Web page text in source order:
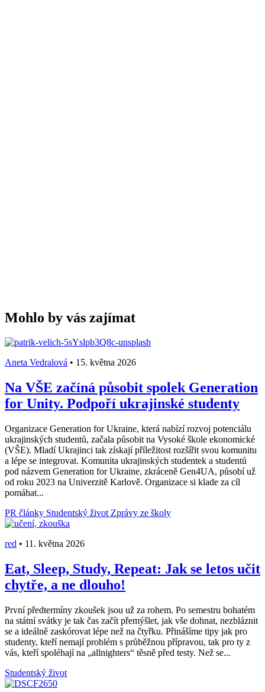
Mohlo by vás zajímat
Aneta Vedralová • 15. května 2026
Na VŠE začíná působit spolek Generation
for Unity. Podpoří ukrajinské studenty
Organizace Generation for Ukraine, která nabízí rozvoj potenciálu
ukrajinských studentů, začala působit na Vysoké škole ekonomické
(VŠE). Mladí Ukrajinci tak získají příležitost rozšířit svou komunitu
a lépe se integrovat. Komunita ukrajinských studentek a studentů
pod názvem Generation for Ukraine, zkráceně Gen4UA, působí už
od roku 2023 na Univerzitě Karlově. Organizace si klade za cíl
pomáhat...
PR články Studentský život Zprávy ze školy
red • 11. května 2026
Eat, Sleep, Study, Repeat: Jak se letos učit
chytře, a ne dlouho!
První předtermíny zkoušek jsou už za rohem. Po semestru bohatém
na státní svátky je tak čas začít přemýšlet, jak vše dohnat, nezbláznit
se a ideálně zaskórovat lépe než na čtyřku. Přinášíme tipy jak pro
studenty, kteří nemají problém s průběžnou přípravou, tak pro ty z
vás, kteří spoléhají na „allnighters“ těsně před testy. Než se...
Studentský život